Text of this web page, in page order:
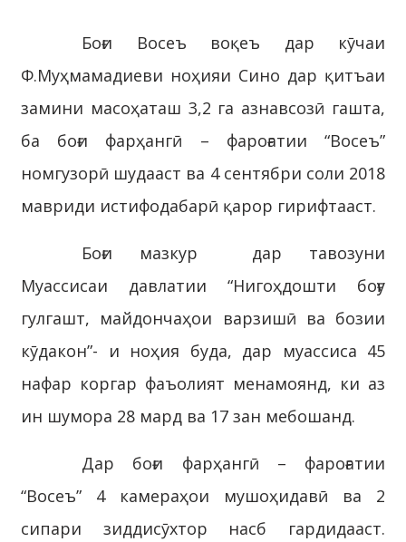
Боғи Восеъ воқеъ дар кӯчаи
Ф.Муҳмамадиеви ноҳияи Сино дар қитъаи
замини масоҳаташ 3,2 га азнавсозӣ гашта,
ба боғи фарҳангӣ – фароғатии “Восеъ”
номгузорӣ шудааст ва 4 сентябри соли 2018
мавриди истифодабарӣ қарор гирифтааст.
Боғи мазкур дар тавозуни
Муассисаи давлатии “Нигоҳдошти боғу
гулгашт, майдончаҳои варзишӣ ва бозии
кӯдакон”- и ноҳия буда, дар муассиса 45
нафар коргар фаъолият менамоянд, ки аз
ин шумора 28 мард ва 17 зан мебошанд.
Дар боғи фарҳангӣ – фароғатии
“Восеъ” 4 камераҳои мушоҳидавӣ ва 2
сипари зиддисӯхтор насб гардидааст.